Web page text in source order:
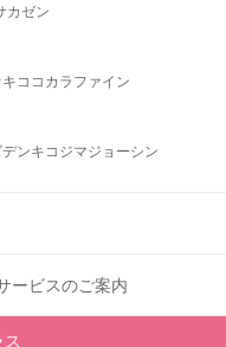
カゼン
ココカラファイン
ンキ コジマジョーシン
ービスのご案内